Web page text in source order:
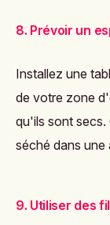
8. Prévoir un
Installez une
de votre zone
qu'ils sont secs.
séché dans une
9. Utiliser des